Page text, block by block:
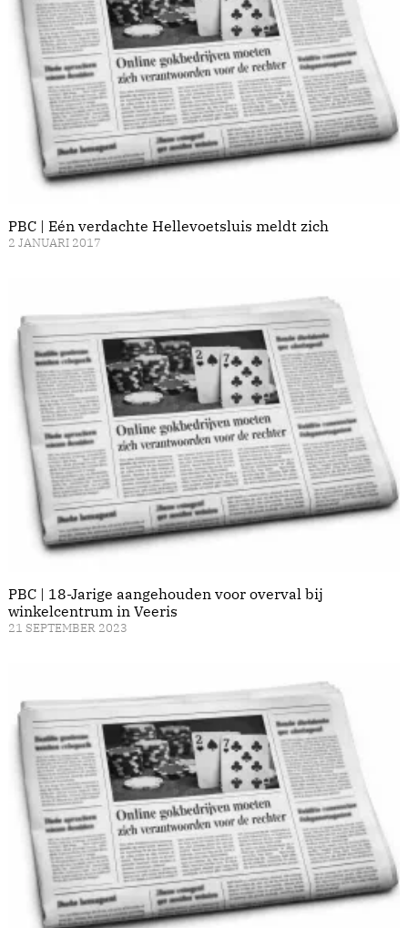
PBC | Eén verdachte Hellevoetsluis meldt zich
2 JANUARI 2017
PBC | 18-Jarige aangehouden voor overval bij
winkelcentrum in Veeris
21 SEPTEMBER 2023